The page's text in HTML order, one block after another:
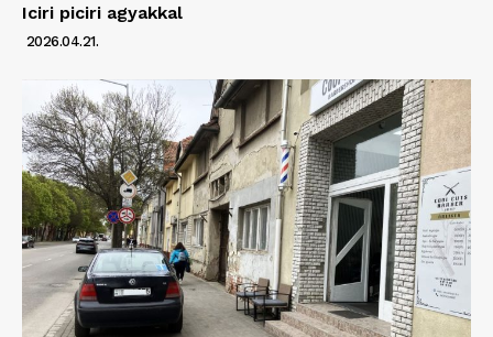
Iciri piciri agyakkal
2026.04.21.